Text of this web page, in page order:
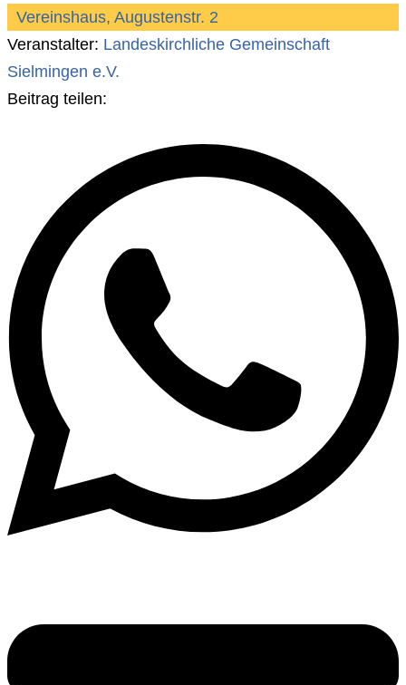
Vereinshaus, Augustenstr. 2
Veranstalter: Landeskirchliche Gemeinschaft
Sielmingen e.V.
Beitrag teilen: